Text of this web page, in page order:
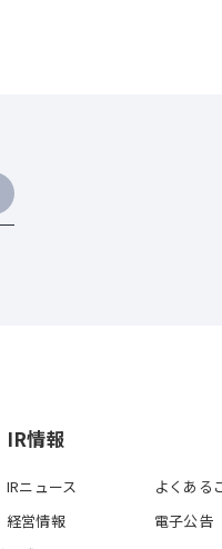
IR情報
IRニュース
経営情報
よくある
電子公告